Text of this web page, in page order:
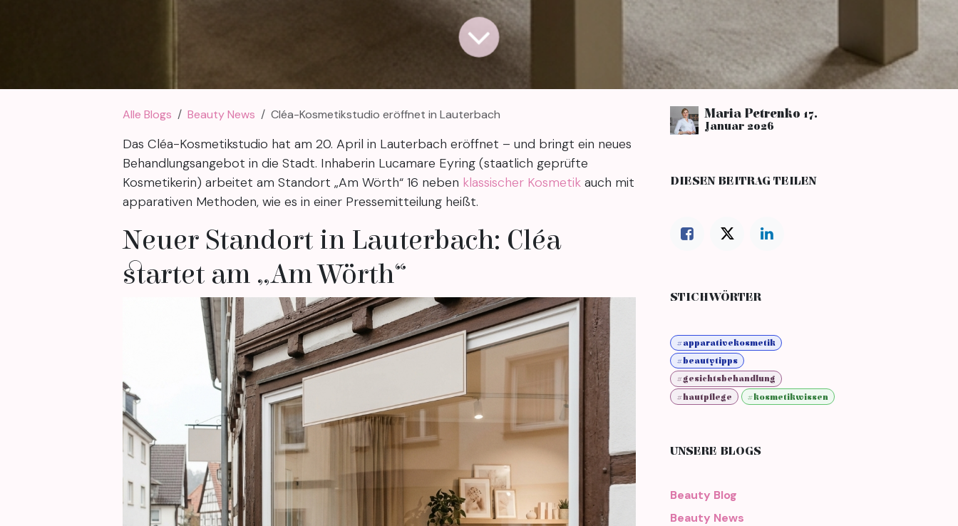
Alle Blogs Beauty News Cléa-Kosmetikstudio eröffnet in Lauterbach
Das Cléa-Kosmetikstudio hat am 20. April in Lauterbach eröffnet – und bringt ein neues
Behandlungsangebot in die Stadt. Inhaberin Lucamare Eyring (staatlich geprüfte
Kosmetikerin) arbeitet am Standort „Am Wörth“ 16 neben klassischer Kosmetik auch mit
apparativen Methoden, wie es in einer Pressemitteilung heißt.
Neuer Standort in Lauterbach: Cléa
startet am „Am Wörth“
Maria Petrenko 17.
Januar 2026
DIESEN BEITRAG TEILEN
STICHWÖRTER
#apparativekosmetik
#beautytipps
#gesichtsbehandlung
#hautpflege
#kosmetikwissen
UNSERE BLOGS
Beauty Blog
Beauty News